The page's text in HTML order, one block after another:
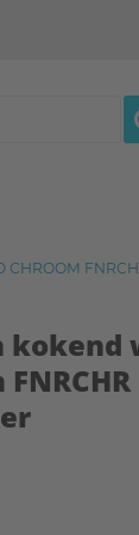
kokend